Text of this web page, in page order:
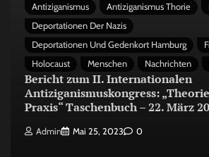
Antiziganismus Antiziganismus Thorie
Deportationen Der Nazis
Deportationen Und Gedenkort Hamburg
Holocaust
Menschen Nachrichten
Bericht zum II. Internationalen
Antiziganismuskongress:
Praxis“ Taschenbuch – 22. März
Admin Mai 25, 2023 0